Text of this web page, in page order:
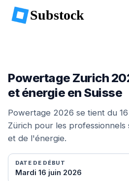
Substock
Powertage Zurich
et énergie en Suisse
Powertage 2026 se tient du 16
Zürich pour les professionnels
et de l'énergie.
DATE DE DÉBUT
Mardi 16 juin 2026